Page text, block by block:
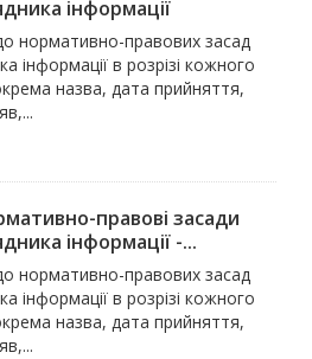
інформації
нормативно-правових засад
інформації в розрізі кожного
назва, дата прийняття,
правові засади
інформації -...
нормативно-правових засад
інформації в розрізі кожного
назва, дата прийняття,